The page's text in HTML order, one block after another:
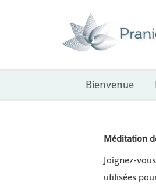
Bienvenue
Méditation
Joignez-
utilisées